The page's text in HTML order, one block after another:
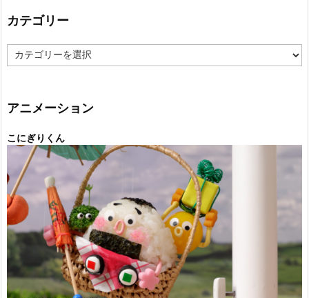
カテゴリー
テ
ー
アニメーション
こにぎりくん